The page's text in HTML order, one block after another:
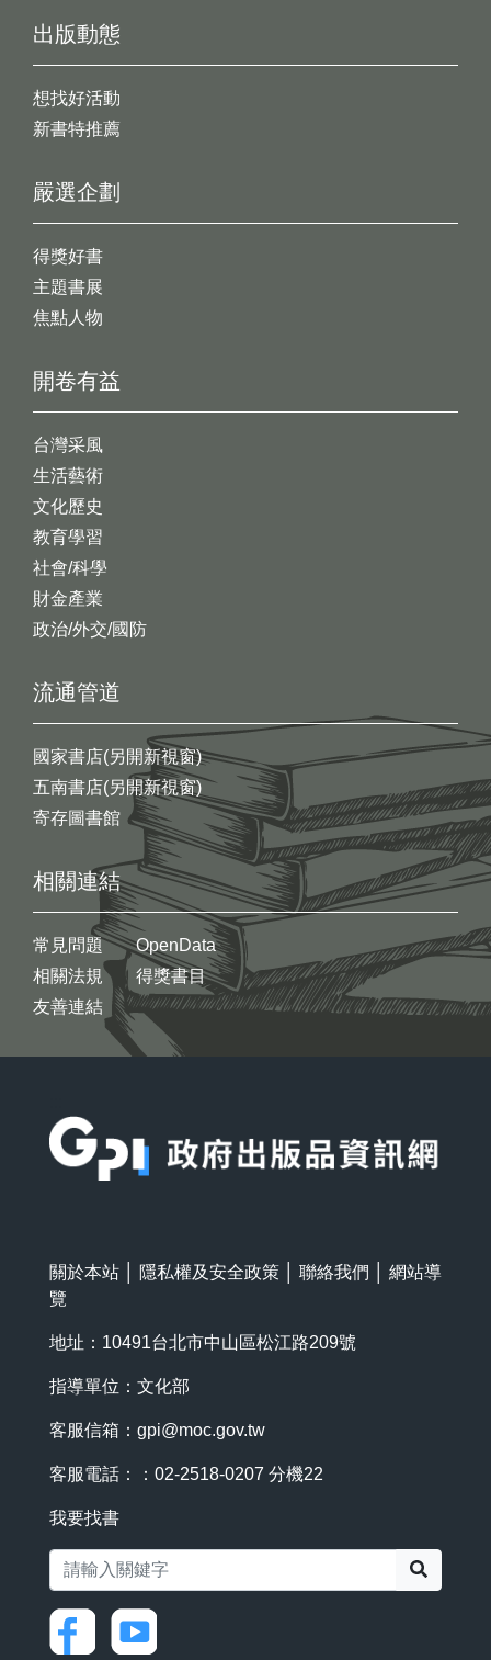
出版動態
想找好活動
新書特推薦
開卷有益
台灣采風
生活藝術
文化歷史
教育學習
社會/科學
財金產業
政治/外交/國防
嚴選企劃
得獎好書
主題書展
焦點人物
流通管道
國家書店(另開新視窗)
五南書店(另開新視窗)
寄存圖書館
相關連結
常見問題
相關法規
友善連結
OpenData
得獎書目
關於本站 隱私權及安全政策 聯絡我們
網站導
覽
地址：10491台北市中山區松江路209號
指導單位：文化部
客服信箱： gpi@moc.gov.tw
客服電話：：02-2518-0207 分機22
我要找書